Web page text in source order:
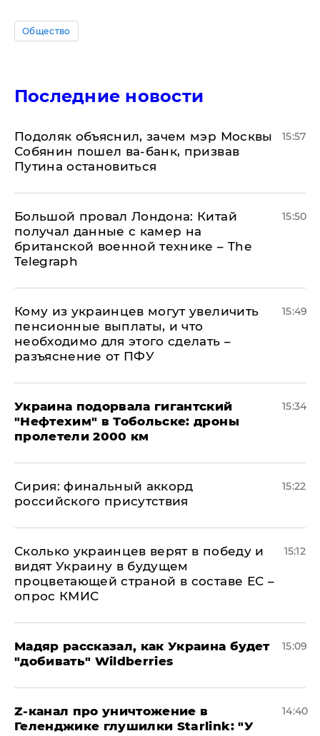
Общество
Последние новости
Подоляк объяснил, зачем мэр Москвы
Собянин пошел ва-банк, призвав
Путина остановиться
15:57
Большой провал Лондона: Китай
получал данные с камер на
британской военной технике – The
Telegraph
15:50
Кому из украинцев могут увеличить
пенсионные выплаты, и что
необходимо для этого сделать –
разъяснение от ПФУ
15:49
Украина подорвала гигантский
"Нефтехим" в Тобольске: дроны
пролетели 2000 км
15:34
​Сирия: финальный аккорд
российского присутствия
15:22
Сколько украинцев верят в победу и
видят Украину в будущем
процветающей страной в составе ЕС –
опрос КМИС
15:12
Мадяр рассказал, как Украина будет
"добивать" Wildberries
15:09
Z-канал про уничтожение в
Геленджике глушилки Starlink: "У
14:40